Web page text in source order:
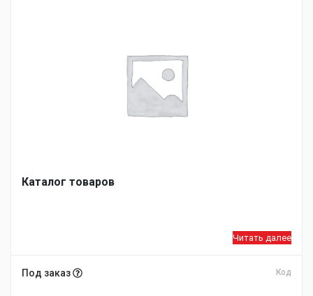
Каталог товаров
Читать далее
Под заказ Код